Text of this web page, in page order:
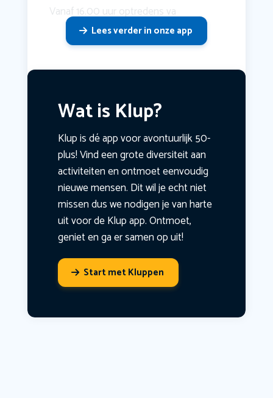
Vanaf 16.00 uur optredens va
Lees verder in onze app
Wat is Klup?
Klup is dé app voor avontuurlijk 50-
plus! Vind een grote diversiteit aan
activiteiten en ontmoet eenvoudig
nieuwe mensen. Dit wil je echt niet
missen dus we nodigen je van harte
uit voor de Klup app. Ontmoet,
geniet en ga er samen op uit!
Start met Kluppen